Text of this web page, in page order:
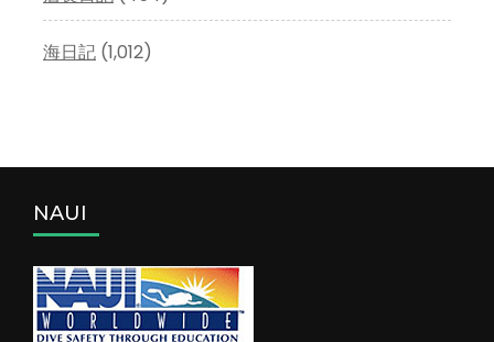
海日記 (1,012)
NAUI